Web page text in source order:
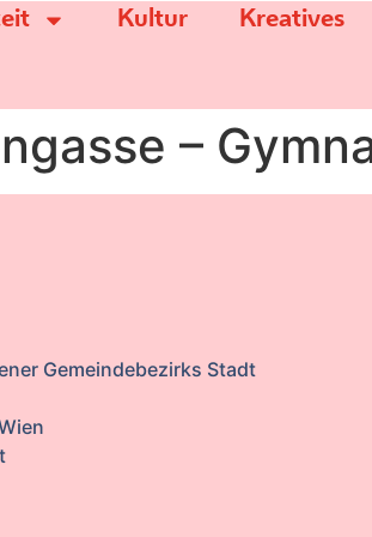
Kultur Kreatives
–
Gemeindebezirks Stadt